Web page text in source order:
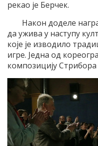
рекао је Берчек.
Након доделе
да ужива у наступу
које је изводило
игре. Једна од
композицију Стрибора